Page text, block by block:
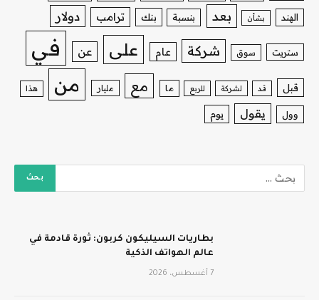
الهند بشأن بعد بنسبة بنك ترامب دولار
ستريت سوق شركة عام على عن في
قبل قد لشركة للربع ما مع مليار من هذا
وول يقول يوم
بطاريات السيليكون كربون: ثورة قادمة في
عالم الهواتف الذكية
7 أغسطس، 2026